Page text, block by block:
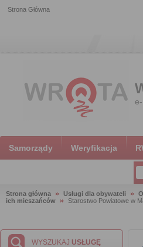
Strona Główna
Samorządy Weryfikacja
Strona główna Usługi dla obywateli
ich mieszańców
Starostwo Powiatowe w
WYSZUKAJ USŁUGĘ